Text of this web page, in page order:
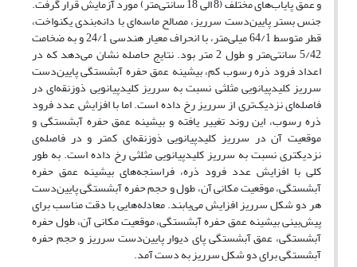
و عمق‌ پایاب‌های مختلف (8 الی 18 سانتی‌متر) مورد آزمایش قرار گرفت.
جنس بستر پایین‌دست سرریز، مصالح ماسه‌ای با دانه‌بندی یکنواخت،
قطر متوسط 64/1 میلی‌متر، با انحراف معیار هندسی 24/1 و به ضخامت
5/42 سانتی‌متر و طول 2 متر بود. نتایج حاصله نشان می‌دهد که در
اعداد فرود ذره رسوب کم، بیشینه عمق حفره آبشستگی پایین‌دست
سرریز کلیدپیانویی مثلثی نسبت به سرریز کلیدپیانویی ذوزنقه‌ای در
فاصله‌ای نزدیک‌تری از سرریز رخ داده است. اما با افزایش عدد فرود
ذره رسوب، این روند تغییر یافته و بیشینه عمق حفره آبشستگی و
موقعیت آن در سرریز کلیدپیانویی ذوزنقه‌ای کمتر و در فاصله‌ی
نزدیکتری نسبت به سرریز کلیدپیانویی مثلثی رخ داده است. به طور
کلی با افزایش عدد فرود ذره، فراسنجه‌های بیشینه عمق حفره
آبشستگی، موقعیت مکانی آن، طول و حجم حفره آبشستگی پایین‌دست
هر دو شکل سرریز افزایش می‌یابند. معادله‌هایی با دقت مناسب برای
پیش‌بینی بیشینه عمق حفره آبشستگی، موقعیت مکانی آن، طول حفره
آبشستگی، عمق آبشستگی پای دیوار پایین‌دست سرریز و حجم حفره
آبشستگی برای دو شکل سرریز به دست آمد.